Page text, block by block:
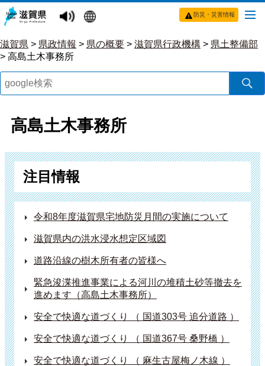
防災・災害情報
滋賀県 > 県政情報 > 県の概要 > 滋賀県行政機構 > 県土整備部
> 高島土木事務所
高島土木事務所
注目情報
令和8年度滋賀県宅地防災月間の実施について
滋賀県内の洪水浸水想定区域図
道路沿線の樹木所有者の皆様へ
緊急浚渫推進事業による河川の堆積土砂等撤去を
進めます（高島土木事務所）
安全で快適な道づくり （ 国道303号 追分道路 ）
安全で快適な道づくり （ 国道367号 桑野橋 ）
安全で快適な道づくり （ 麻生古屋梅ノ木線 ）